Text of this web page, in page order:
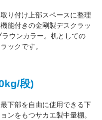
り付け上部スペースに整理
能付きの金剛製デスクラッ
ラウンカラー。 机としての
ックです。
段)
下部を自由に使用できる下
ンをもつサカエ製中量棚。